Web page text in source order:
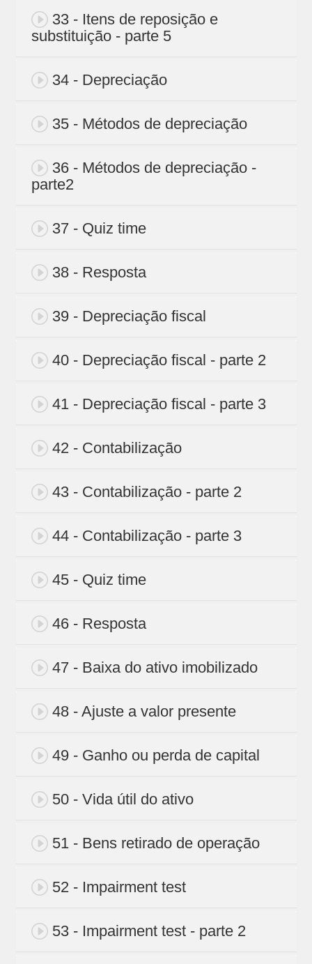
33 - Itens de reposição e
substituição - parte 5
34 - Depreciação
35 - Métodos de depreciação
36 - Métodos de depreciação -
parte2
37 - Quiz time
38 - Resposta
39 - Depreciação fiscal
40 - Depreciação fiscal - parte 2
41 - Depreciação fiscal - parte 3
42 - Contabilização
43 - Contabilização - parte 2
44 - Contabilização - parte 3
45 - Quiz time
46 - Resposta
47 - Baixa do ativo imobilizado
48 - Ajuste a valor presente
49 - Ganho ou perda de capital
50 - Vida útil do ativo
51 - Bens retirado de operação
52 - Impairment test
53 - Impairment test - parte 2